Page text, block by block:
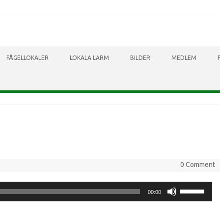
FÅGELLOKALER LOKALA LARM BILDER MEDLEM
0 Comment
00:00